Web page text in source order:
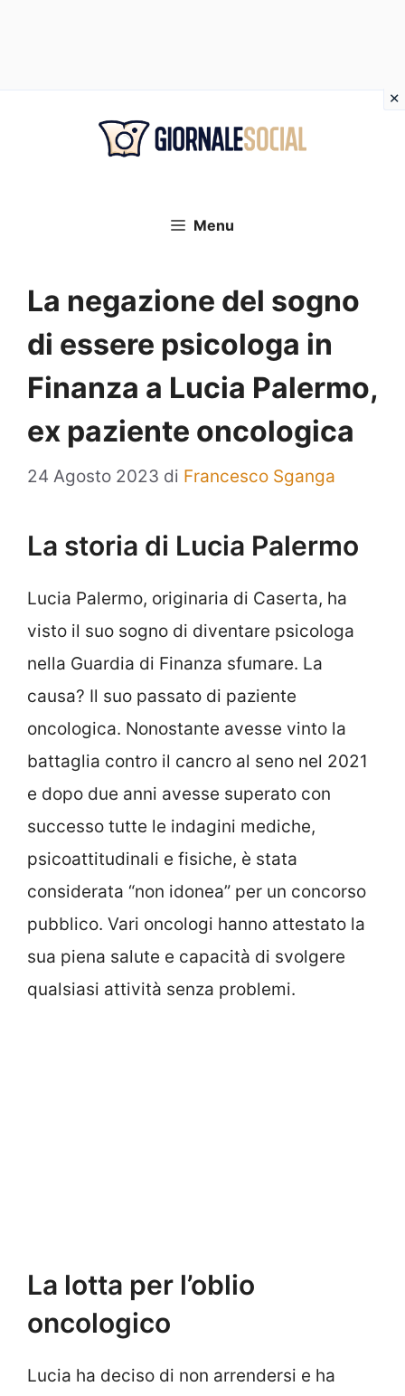
Menu
La negazione del sogno
di essere psicologa in
Finanza a Lucia Palermo,
ex paziente oncologica
24 Agosto 2023 di Francesco Sganga
La storia di Lucia Palermo
Lucia Palermo, originaria di Caserta, ha
visto il suo sogno di diventare psicologa
nella Guardia di Finanza sfumare. La
causa? Il suo passato di paziente
oncologica. Nonostante avesse vinto la
battaglia contro il cancro al seno nel 2021
e dopo due anni avesse superato con
successo tutte le indagini mediche,
psicoattitudinali e fisiche, è stata
considerata “non idonea” per un concorso
pubblico. Vari oncologi hanno attestato la
sua piena salute e capacità di svolgere
qualsiasi attività senza problemi.
La lotta per l’oblio
oncologico
Lucia ha deciso di non arrendersi e ha